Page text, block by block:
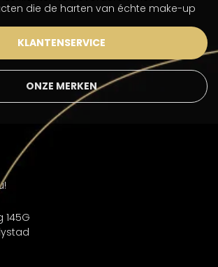
die de harten van échte make-up
KLANTENSERVICE
ONZE MERKEN
145G